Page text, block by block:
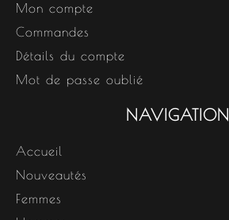
Mon compte
Commandes
Détails du compte
Mot de passe oublié
NAVIGATION
Accueil
Nouveautés
Femmes